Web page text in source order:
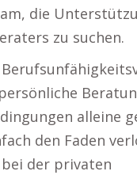
die
zu suchen.
alleine
den Faden
der privaten